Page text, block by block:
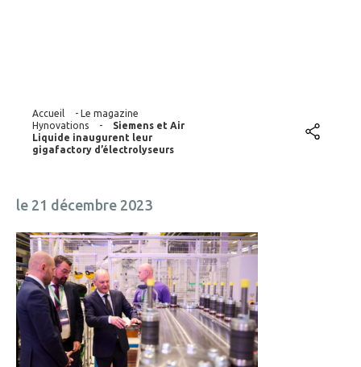
Accueil - Le magazine
Hynovations
-
Siemens et Air
Liquide inaugurent leur
gigafactory d’électrolyseurs
le 21 décembre 2023